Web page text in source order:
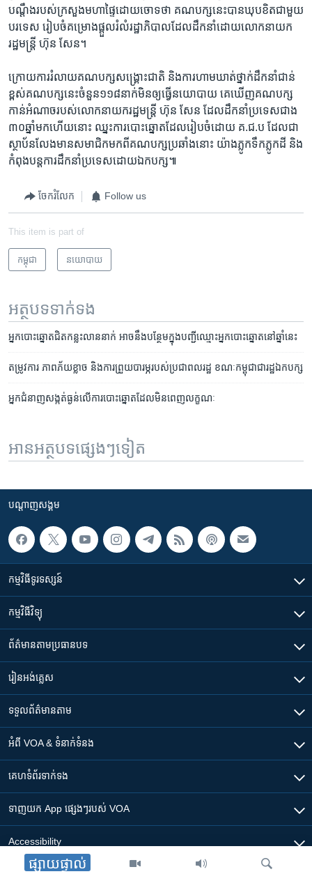
ផ្សាយផ្ទាល់
បណ្តឹង​របស់​ក្រសួង​មហាផ្ទៃ​ដោយ​ចោទ​ថា គណបក្ស​នេះ​បាន​ឃុបខិត​ជាមួយ​
បរទេស រៀបចំ​គម្រោង​ផ្តួល​រំលំ​រដ្ឋាភិបាល​ដែល​ដឹកនាំ​ដោយ​លោក​នាយក​
រដ្ឋមន្រ្តី ហ៊ុន សែន។
ក្រោយ​ការ​រំលាយ​គណបក្ស​សង្គ្រោះជាតិ និង​ការ​ហាម​ឃាត់​ថ្នាក់ដឹកនាំ​ជាន់
ខ្ពស់​គណបក្ស​នេះ​ចំនួន​១១៨​នាក់​មិនឲ្យ​ធ្វើ​នយោបាយ គេឃើញ​គណបក្ស​
កាន់​អំណាច​របស់​លោក​នាយក​រដ្ឋមន្រ្តី ហ៊ុន សែន ដែល​ដឹកនាំ​ប្រទេស​ជាង​
៣០​ឆ្នាំ​មក​ហើយ​នោះ ឈ្នះ​ការ​បោះ​ឆ្នោតដែល​រៀបចំ​ដោយ​ គ.ជ.ប ដែលជា​
ស្ថាប័ន​លែង​មាន​សមាជិក​មក​ពី​គណបក្ស​ប្រឆាំងនោះ យ៉ាងភ្លូក​ទឹក​ភ្លូក​ដី និង​
កំពុងបន្ត​ការ​ដឹកនាំ​ប្រទេស​ដោយ​ឯកបក្ស៕
ចែករំលែក Follow us
This item is part of
កម្ពុជា នយោបាយ
អត្ថបទ​ទាក់ទង
អ្នកបោះឆ្នោត​ជិត​កន្លះ​លាន​នាក់ អាច​នឹង​បន្ថែម​ក្នុង​បញ្ជី​ឈ្មោះ​អ្នកបោះឆ្នោត​នៅ​ឆ្នាំ​នេះ
តម្រូវការ ភាព​ភ័យខ្លាច ​និង​ការ​ព្រួយ​បារម្ភ​របស់​ប្រជាពលរដ្ឋ ​ខណៈ​កម្ពុជា​ជា​រដ្ឋ​ឯក​បក្ស
អ្នក​ជំនាញ​សង្កត់​ធ្ងន់​លើ​ការ​បោះឆ្នោត​ដែល​មិន​ពេញ​លក្ខណៈ
អានអត្ថបទផ្សេងៗទៀត
បណ្តាញ​សង្គម
កម្មវិធី​ទូរទស្សន៍
កម្មវិធី​វិទ្យុ
ព័ត៌មាន​តាមប្រធានបទ​
រៀន​​អង់គ្លេស
ទទួល​ព័ត៌មាន​តាម
អំពី​ VOA & ទំនាក់ទំនង
គេហទំព័រ​​ទាក់ទង
ទាញយក​ App ផ្សេងៗ​របស់​ VOA
Accessibility